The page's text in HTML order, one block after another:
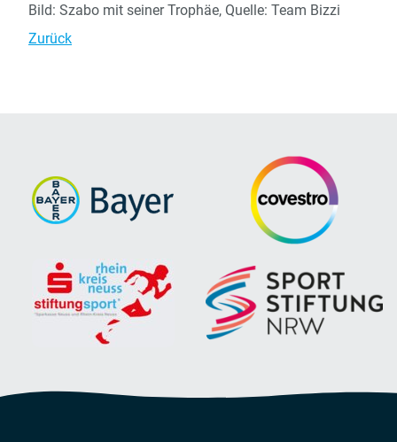
Bild: Szabo mit seiner Trophäe, Quelle: Team Bizzi
Zurück